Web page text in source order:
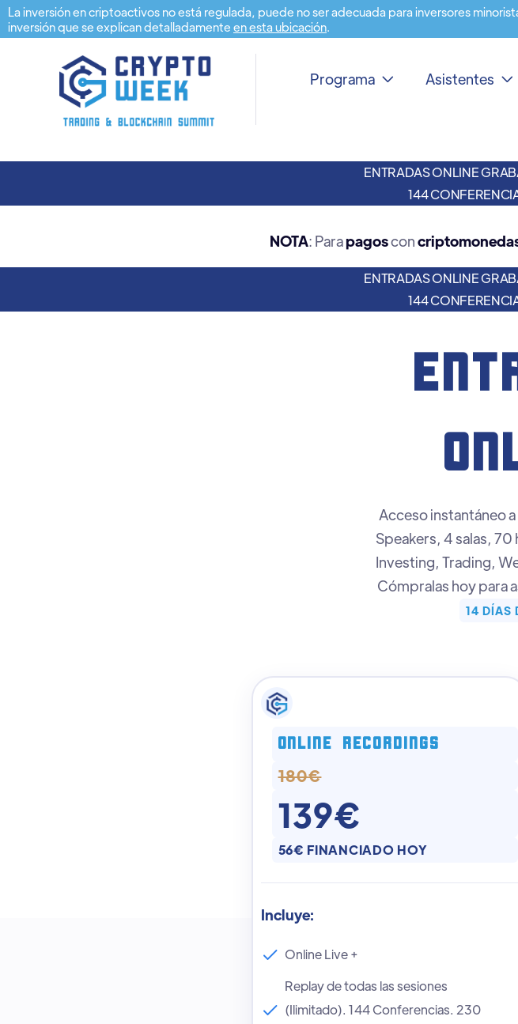
La inversión en criptoactivos no está regulada, puede no ser adecuada para inversores
inversión que se explican detalladamente en esta ubicación.
Programa  Asistentes 
ENTRADAS ONLINE
144
NOTA: Parapagoscon
ENTRADAS ONLINE
144
Acceso instantáneo
Speakers, 4 salas,
Investing, Trading,
Cómpralas hoy para
14 DÍAS
ONLINE RECORDINGS
180€
139€
56€ FINANCIADO HOY
Incluye:
Online Live +
Replay de todas las sesiones
(Ilimitado). 144 Conferencias. 230